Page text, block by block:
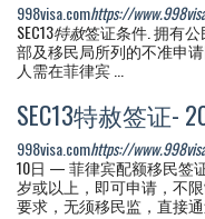
998visa.comhttps://
SEC13特赦签证条件. 拥有
部及移民局所列的不准申
人需在菲律宾 ...
SEC13特赦签证-
998visa.comhttps://
10日 — 菲律宾配额移民签
岁或以上，即可申请，不
要求，无须移民监，直接通